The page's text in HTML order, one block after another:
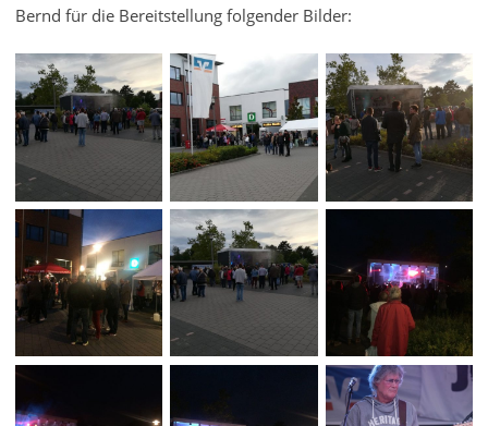
Bernd für die Bereitstellung folgender Bilder: